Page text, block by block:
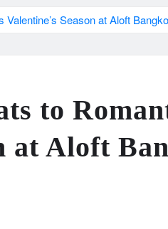
Season at Aloft
to
at Aloft